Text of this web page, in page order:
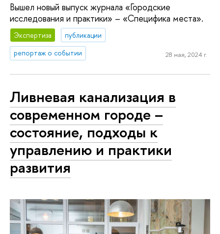
Вышел новый выпуск журнала «Городские
исследования и практики» – «Специфика места».
Экспертиза
публикации
репортаж о событии
28 мая, 2024 г.
Ливневая канализация в
современном городе –
состояние, подходы к
управлению и практики
развития